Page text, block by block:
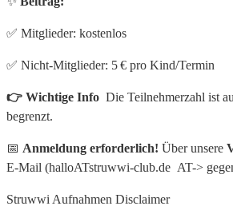
✅ Mitglieder: kostenlos
✅ Nicht‑Mitglieder: 5 € pro Kind/Termin
👉 Wichtige Info Die Teilnehmerzahl ist
begrenzt.
📅 Anmeldung erforderlich! Über unsere
E-Mail (halloATstruwwi-club.de AT->
Struwwi Aufnahmen Disclaimer